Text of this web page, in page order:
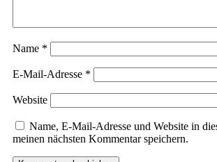
Name *
E-Mail-Adresse *
Website
Name, E-Mail-Adresse und Website in
meinen nächsten Kommentar speichern.